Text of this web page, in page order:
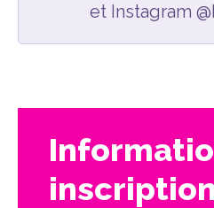
et Instagram